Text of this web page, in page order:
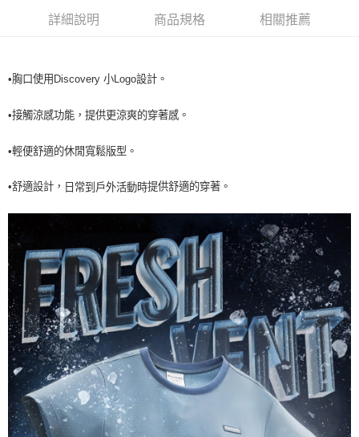
每筆NT$60，滿NT$990(含以上)免運費
每筆NT$60，滿NT$990(含以上)免運費
宅配
詳細說明 商品規格 相關推薦
•胸口使用Discovery 小Logo設計。
•接觸涼感功能，提供更涼爽的穿著感。
•輕便舒適的休閒寬鬆版型。
•舒適設計 ， 日常到戶外活動時提供舒適的穿著。